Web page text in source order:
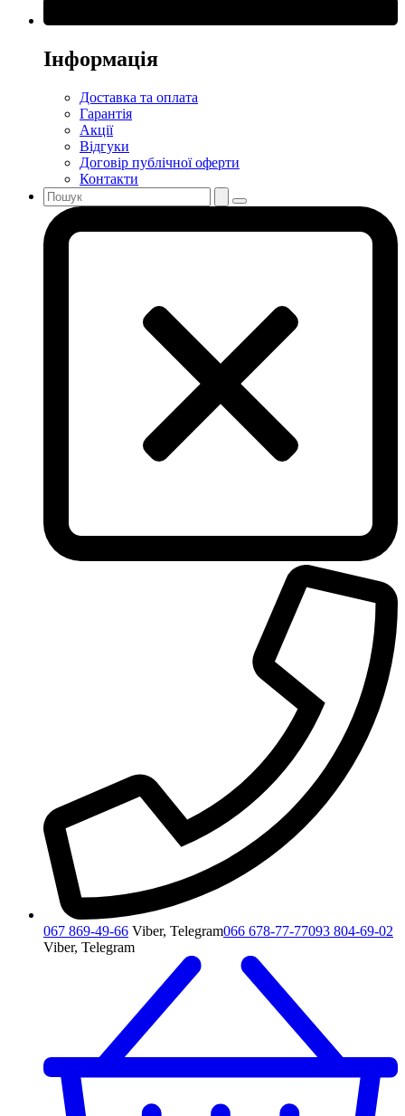
Інформація
Доставка та оплата
Гарантія
Акції
Відгуки
Договір публічної оферти
Контакти
067 869-49-66 Viber, Telegram066 678-77-77093 804-69-02
Viber, Telegram